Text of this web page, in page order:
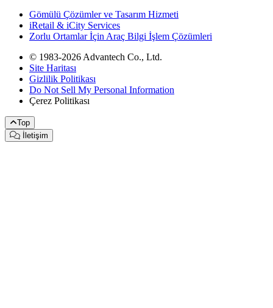
Gömülü Çözümler ve Tasarım Hizmeti
iRetail & iCity Services
Zorlu Ortamlar İçin Araç Bilgi İşlem Çözümleri
© 1983-2026 Advantech Co., Ltd.
Site Haritası
Gizlilik Politikası
Do Not Sell My Personal Information
Çerez Politikası
Top
İletişim